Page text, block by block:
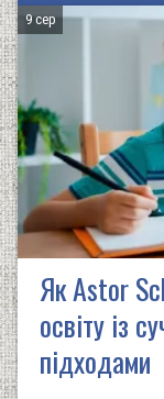
9 сер
Як Astor
освіту із
підходами